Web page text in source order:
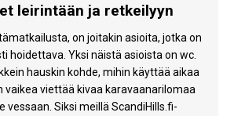
leirintään ja retkeilyyn
on joitakin asioita, jotka on
hoidettava. Yksi näistä asioista on wc.
hauskin kohde, mihin käyttää aikaa
vaikea viettää kivaa karavaanarilomaa
vessaan. Siksi meillä ScandiHills.fi-